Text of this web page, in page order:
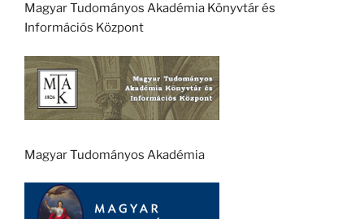
Magyar Tudományos Akadémia Könyvtár és
Információs Központ
Magyar Tudományos Akadémia